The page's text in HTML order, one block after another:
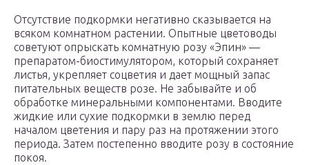
Отсутствие подкормки негативно сказывается на
всяком комнатном растении. Опытные цветоводы
советуют опрыскать комнатную розу «Эпин» —
препаратом-биостимулятором, который сохраняет
листья, укрепляет соцветия и дает мощный запас
питательных веществ розе. Не забывайте и об
обработке минеральными компонентами. Вводите
жидкие или сухие подкормки в землю перед
началом цветения и пару раз на протяжении этого
периода. Затем постепенно вводите розу в состояние
покоя.